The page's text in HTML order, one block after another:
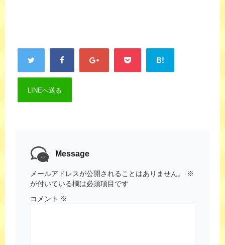
B!
LINEへ送る
Message
メールアドレスが公開されることはありません。
※
が付いている欄は必須項目です
コメント ※